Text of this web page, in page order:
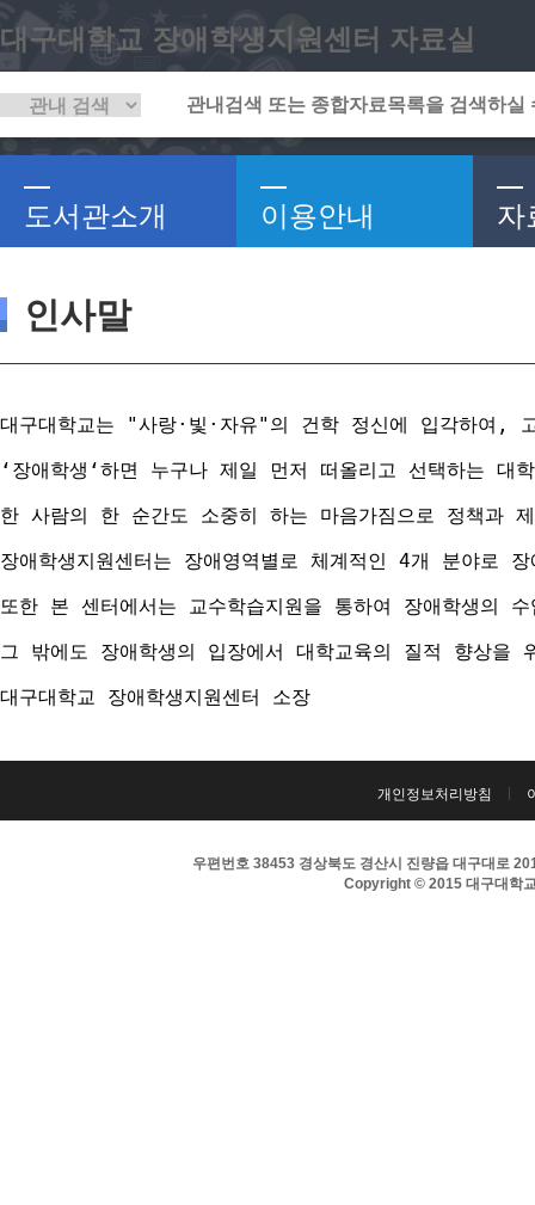
대구대학교 장애학생지원센터 자료실
도서관소개 이용안내 자
인사말
대구대학교는 "사랑·빛·자유"의 건학 정신에 입각하여,
‘장애학생‘하면 누구나 제일 먼저 떠올리고 선택하는 대
한 사람의 한 순간도 소중히 하는 마음가짐으로 정책과
장애학생지원센터는 장애영역별로 체계적인 4개 분야
또한 본 센터에서는 교수학습지원을 통하여 장애학생의
그 밖에도 장애학생의 입장에서 대학교육의 질적 향상
대구대학교 장애학생지원센터 소장
개인정보처리방침
우편번호 38453 경상북도 경산시 진량읍 대구대로
Copyright © 2015 대구대학